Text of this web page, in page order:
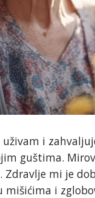
i
guštima.
Zdravlje mi je
mišićima i